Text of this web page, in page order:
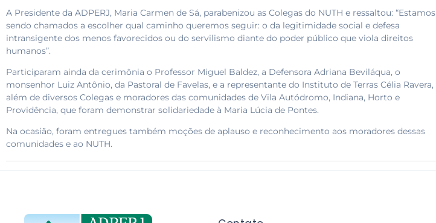
A Presidente da ADPERJ, Maria Carmen de Sá, parabenizou as Colegas do NUTH e ressaltou: “Estamos
sendo chamados a escolher qual caminho queremos seguir: o da legitimidade social e defesa
intransigente dos menos favorecidos ou do servilismo diante do poder público que viola direitos
humanos”.
Participaram ainda da cerimônia o Professor Miguel Baldez, a Defensora Adriana Beviláqua, o
monsenhor Luiz Antônio, da Pastoral de Favelas, e a representante do Instituto de Terras Célia Ravera,
além de diversos Colegas e moradores das comunidades de Vila Autódromo, Indiana, Horto e
Providência, que foram demonstrar solidariedade à Maria Lúcia de Pontes.
Na ocasião, foram entregues também moções de aplauso e reconhecimento aos moradores dessas
comunidades e ao NUTH.